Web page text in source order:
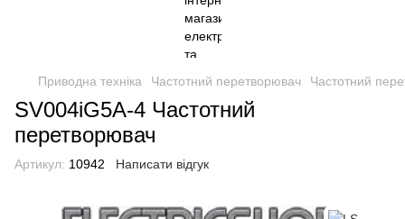
Приводна техніка Частотний перетворювач Частотний
SV004iG5A-4 Частотний
перетворювач
Артикул: 10942 Написати відгук